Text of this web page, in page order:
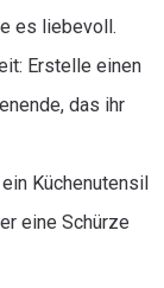
es liebevoll.
Erstelle einen
das ihr
Küchenutensil
eine Schürze